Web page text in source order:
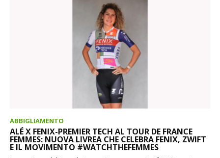
ABBIGLIAMENTO
ALÉ X FENIX-PREMIER TECH AL TOUR DE FRANCE
FEMMES: NUOVA LIVREA CHE CELEBRA FENIX, ZWIFT
E IL MOVIMENTO #WATCHTHEFEMMES